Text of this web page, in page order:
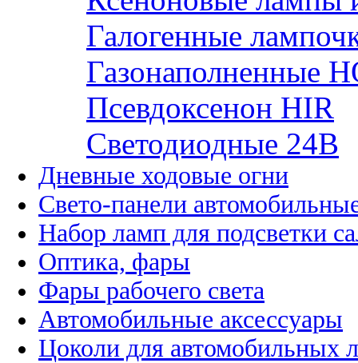
Галогенные
Газонаполненные
Псевдоксенон HIR
Cветодиодные 24B
Дневные ходовые огни
Свето-панели
Набор ламп для подсветки
Оптика, фары
Фары рабочего света
Автомобильные аксессуары
Цоколи для автомобильных